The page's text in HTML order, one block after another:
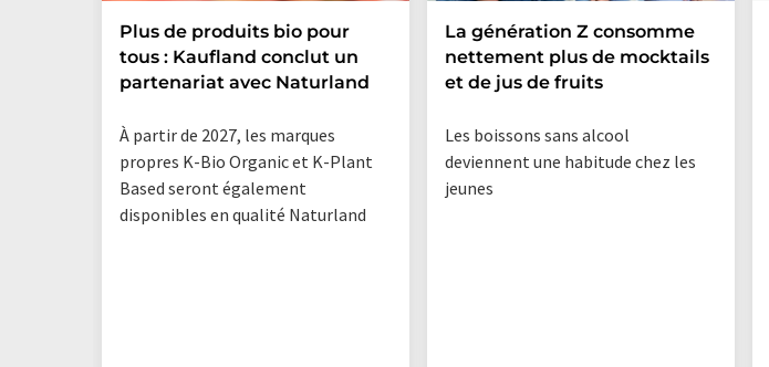
Plus de produits bio pour
tous : Kaufland conclut un
partenariat avec Naturland
À partir de 2027, les marques
propres K-Bio Organic et K-Plant
Based seront également
disponibles en qualité Naturland
La génération Z consomme
nettement plus de mocktails
et de jus de fruits
Les boissons sans alcool
deviennent une habitude chez les
jeunes